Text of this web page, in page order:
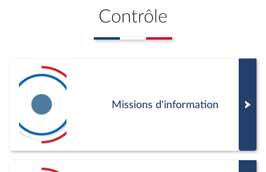
Contrôle
Missions d'information